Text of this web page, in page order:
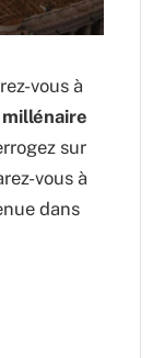
vous à
sur
vous à
dans